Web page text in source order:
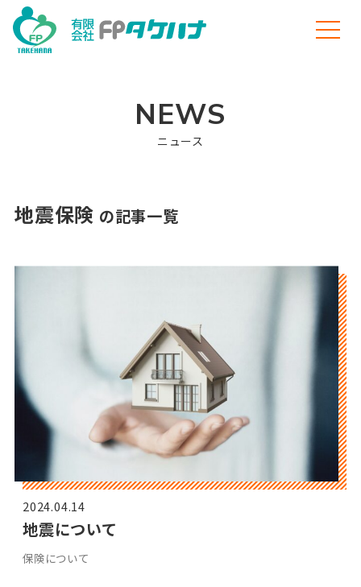
NEWS
ニュース
地震保険 の記事一覧
2024.04.14
地震について
保険について